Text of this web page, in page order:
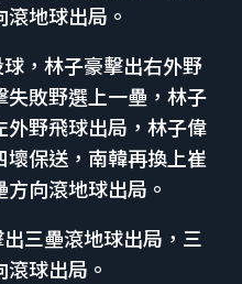
地球出局。
，林子豪擊出右外野
敗野選上一壘，林子
野飛球出局，林子偉
保送，南韓再換上崔
向滾地球出局。
三壘滾地球出局，三
球出局。